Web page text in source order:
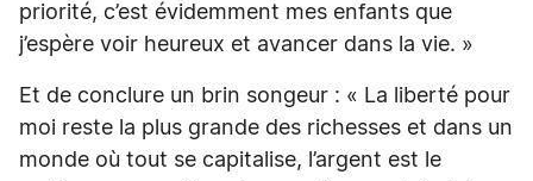
priorité, c’est évidemment mes enfants que
j’espère voir heureux et avancer dans la vie. »
Et de conclure un brin songeur : « La liberté pour
moi reste la plus grande des richesses et dans un
monde où tout se capitalise, l’argent est le